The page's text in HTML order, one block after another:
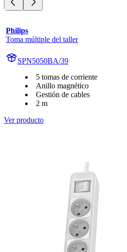
Philips
Toma múltiple del taller
SPN5050BA/39
5 tomas de corriente
Anillo magnético
Gestión de cables
2 m
Ver producto